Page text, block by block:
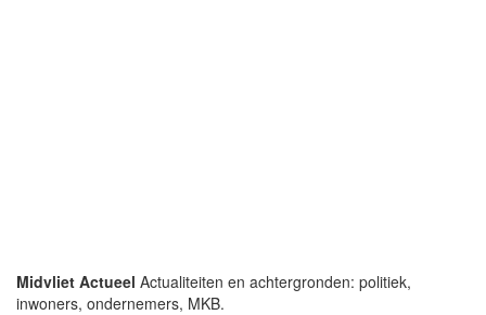
Midvliet Actueel Actualiteiten en achtergronden: politiek,
inwoners, ondernemers, MKB.